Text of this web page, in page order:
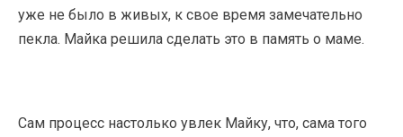
уже не было в живых, к свое время замечательно
пекла. Майка решила сделать это в память о маме.
Сам процесс настолько увлек Майку, что, сама того